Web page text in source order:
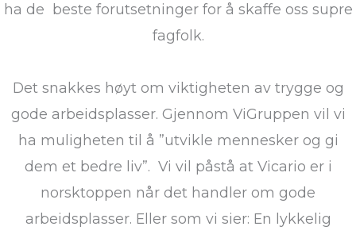
ha de beste forutsetninger for å skaffe oss supre
fagfolk.
Det snakkes høyt om viktigheten av trygge og
gode arbeidsplasser. Gjennom ViGruppen vil vi
ha muligheten til å ”utvikle mennesker og gi
dem et bedre liv”. Vi vil påstå at Vicario er i
norsktoppen når det handler om gode
arbeidsplasser. Eller som vi sier: En lykkelig